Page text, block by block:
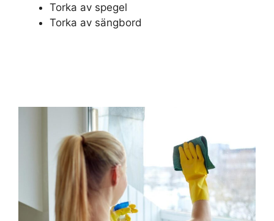
Torka av spegel
Torka av sängbord